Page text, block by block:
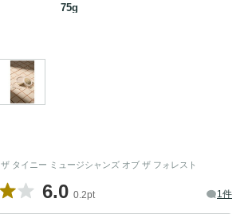
75g
ザ タイニー ミュージシャンズ オブ ザ フォレスト
6.0 0.2pt 1件